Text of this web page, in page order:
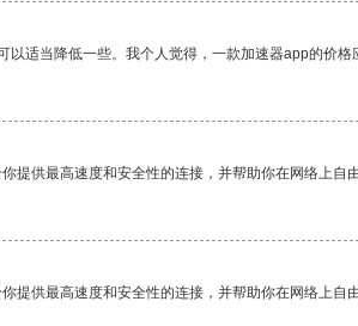
以适当降低一些。我个人觉得，一款加速器app的价格
提供最高速度和安全性的连接，并帮助你在网络上自由
提供最高速度和安全性的连接，并帮助你在网络上自由